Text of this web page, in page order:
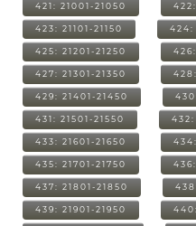
421: 21001-21050
423: 21101-21150 424:
425: 21201-21250
427: 21301-21350
429: 21401-21450
431: 21501-21550 432:
433: 21601-21650
435: 21701-21750
437: 21801-21850
439: 21901-21950